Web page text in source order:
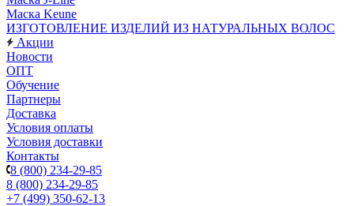
Маска Keune
ИЗГОТОВЛЕНИЕ ИЗДЕЛИЙ ИЗ НАТУРАЛЬНЫХ ВОЛОС
Акции
Новости
ОПТ
Обучение
Партнеры
Доставка
Условия оплаты
Условия доставки
Контакты
8 (800) 234-29-85
8 (800) 234-29-85
+7 (499) 350-62-13